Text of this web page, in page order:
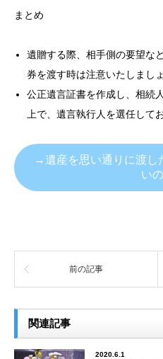
まとめ
遺贈する際、相手側の要望な
券を渡す時は注意いたしましょ
公正遺言証書を作成し、相続
上で、遺言執行人を選任して
→遺産を思い通りに渡し
い
前の記事
関連記事
2020.6.1